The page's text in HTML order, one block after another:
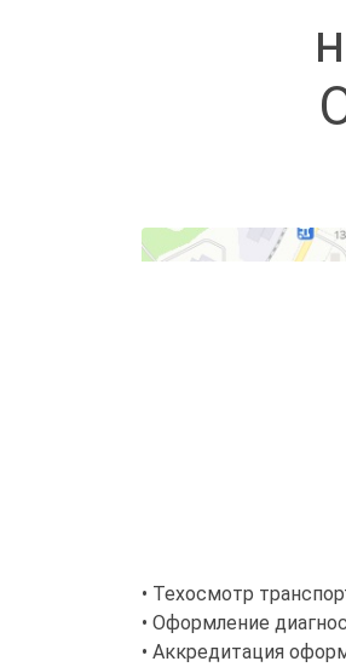
• Техосмотр
• Оформление
• Аккредитация